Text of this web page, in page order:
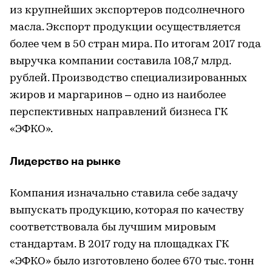
из крупнейших экспортеров подсолнечного
масла. Экспорт продукции осуществляется
более чем в 50 стран мира. По итогам 2017 года
выручка компании составила 108,7 млрд.
рублей. Производство специализированных
жиров и маргаринов – одно из наиболее
перспективных направлений бизнеса ГК
«ЭФКО».
Лидерство на рынке
Компания изначально ставила себе задачу
выпускать продукцию, которая по качеству
соответствовала бы лучшим мировым
стандартам. В 2017 году на площадках ГК
«ЭФКО» было изготовлено более 670 тыс. тонн